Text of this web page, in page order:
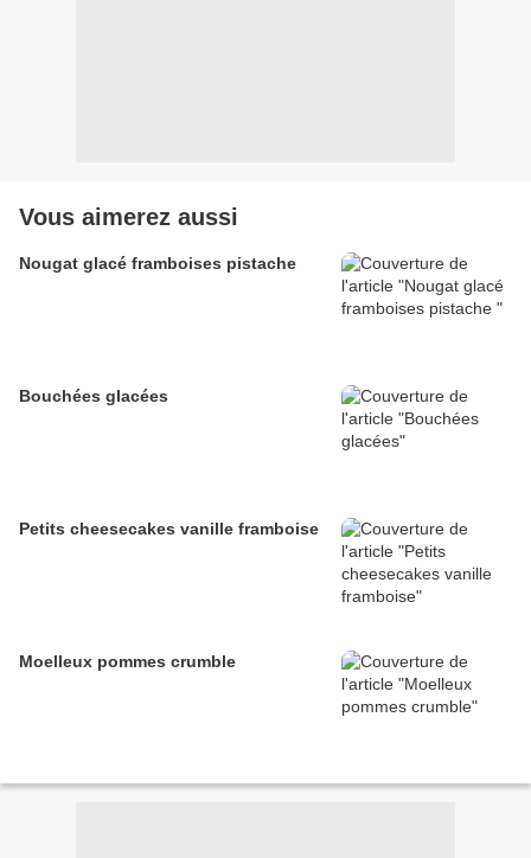
Vous aimerez aussi
Nougat glacé framboises pistache
Bouchées glacées
Petits cheesecakes vanille framboise
Moelleux pommes crumble